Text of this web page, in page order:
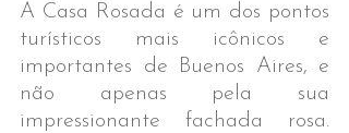
A Casa Rosada é um dos pontos
turísticos mais icônicos e
importantes de Buenos Aires, e
não apenas pela sua
impressionante fachada rosa.